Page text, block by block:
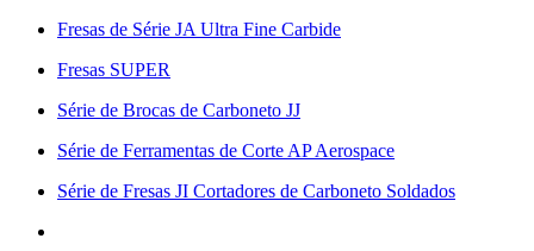
Fresas de Série JA Ultra Fine Carbide
Fresas SUPER
Série de Brocas de Carboneto JJ
Série de Ferramentas de Corte AP Aerospace
Série de Fresas JI Cortadores de Carboneto Soldados